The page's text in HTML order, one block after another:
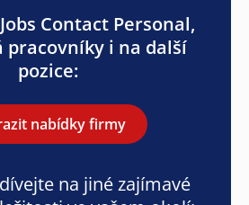
Contact Personal,
pracovníky i na další
pozice:
nabídky firmy
na jiné zajímavé